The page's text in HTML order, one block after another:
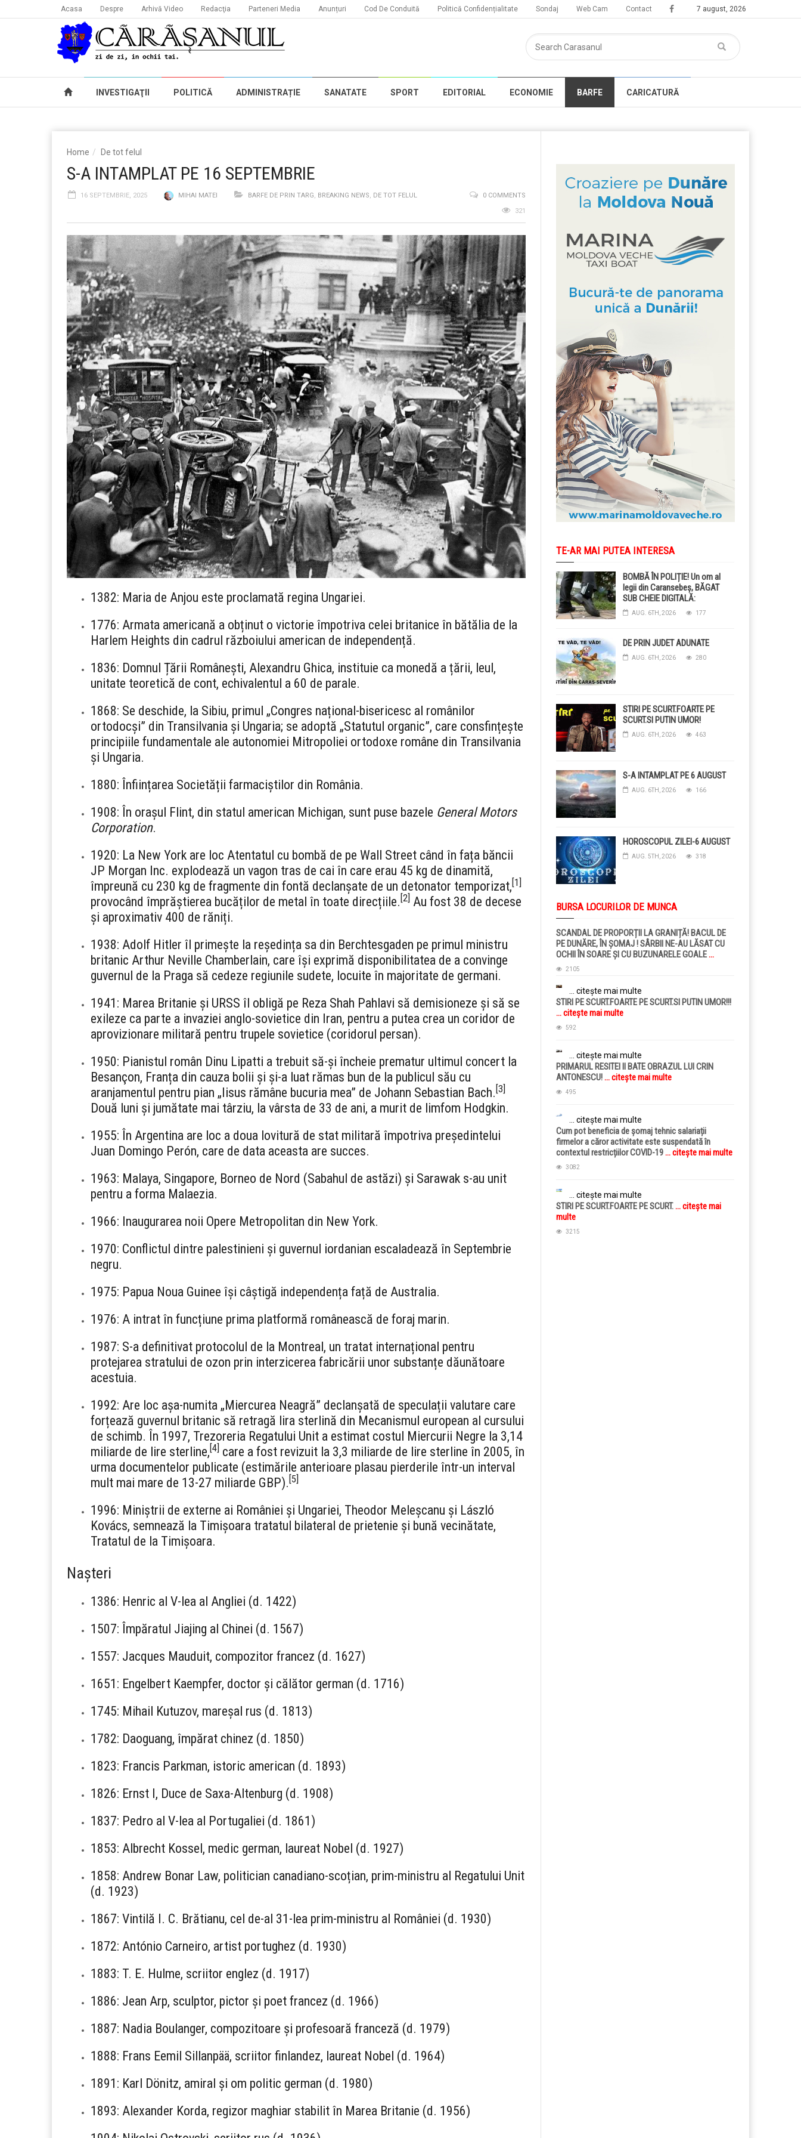
7 august, 2026
Acasa Despre Arhivă Video Redacţia Parteneri Media Anunțuri Cod De Conduită Politică Confidențialitate Sondaj Web Cam Contact
INVESTIGAŢII POLITICĂ ADMINISTRAȚIE SANATATE SPORT EDITORIAL ECONOMIE BARFE CARICATURĂ
Home De tot felul
S-A INTAMPLAT PE 16 SEPTEMBRIE
16 SEPTEMBRIE, 2025 MIHAI MATEI BARFE DE PRIN TARG, BREAKING NEWS, DE TOT FELUL
0 COMMENTS
321
1382: Maria de Anjou este proclamată regina Ungariei.
1776: Armata americană a obținut o victorie împotriva celei britanice în bătălia de la
Harlem Heights din cadrul războiului american de independență.
1836: Domnul Țării Românești, Alexandru Ghica, instituie ca monedă a țării, leul,
unitate teoretică de cont, echivalentul a 60 de parale.
1868: Se deschide, la Sibiu, primul „Congres național-bisericesc al românilor
ortodocși” din Transilvania și Ungaria; se adoptă „Statutul organic”, care consfințește
principiile fundamentale ale autonomiei Mitropoliei ortodoxe române din Transilvania
și Ungaria.
1880: Înființarea Societății farmaciștilor din România.
1908: În orașul Flint, din statul american Michigan, sunt puse bazele General Motors
Corporation.
1920: La New York are loc Atentatul cu bombă de pe Wall Street când în fața băncii
JP Morgan Inc. explodează un vagon tras de cai în care erau 45 kg de dinamită,
împreună cu 230 kg de fragmente din fontă declanșate de un detonator temporizat,[1]
provocând împrăștierea bucăților de metal în toate direcțiile. [2] Au fost 38 de decese
și aproximativ 400 de răniți.
1938: Adolf Hitler îl primește la reședința sa din Berchtesgaden pe primul ministru
britanic Arthur Neville Chamberlain, care își exprimă disponibilitatea de a convinge
guvernul de la Praga să cedeze regiunile sudete, locuite în majoritate de germani.
1941: Marea Britanie și URSS îl obligă pe Reza Shah Pahlavi să demisioneze și să se
exileze ca parte a invaziei anglo-sovietice din Iran, pentru a putea crea un coridor de
aprovizionare militară pentru trupele sovietice (coridorul persan).
1950: Pianistul român Dinu Lipatti a trebuit să-și încheie prematur ultimul concert la
Besançon, Franța din cauza bolii și și-a luat rămas bun de la publicul său cu
aranjamentul pentru pian „Iisus rămâne bucuria mea” de Johann Sebastian Bach. [3]
Două luni și jumătate mai târziu, la vârsta de 33 de ani, a murit de limfom Hodgkin.
1955: În Argentina are loc a doua lovitură de stat militară împotriva președintelui
Juan Domingo Perón, care de data aceasta are succes.
1963: Malaya, Singapore, Borneo de Nord (Sabahul de astăzi) și Sarawak s-au unit
pentru a forma Malaezia.
1966: Inaugurarea noii Opere Metropolitan din New York.
1970: Conflictul dintre palestinieni și guvernul iordanian escaladează în Septembrie
negru.
1975: Papua Noua Guinee își câștigă independența față de Australia.
1976: A intrat în funcțiune prima platformă românească de foraj marin.
1987: S-a definitivat protocolul de la Montreal, un tratat internațional pentru
protejarea stratului de ozon prin interzicerea fabricării unor substanțe dăunătoare
acestuia.
1992: Are loc așa-numita „Miercurea Neagră” declanșată de speculații valutare care
forțează guvernul britanic să retragă lira sterlină din Mecanismul european al cursului
de schimb. În 1997, Trezoreria Regatului Unit a estimat costul Miercurii Negre la 3,14
miliarde de lire sterline,[4] care a fost revizuit la 3,3 miliarde de lire sterline în 2005, în
urma documentelor publicate (estimările anterioare plasau pierderile într-un interval
mult mai mare de 13-27 miliarde GBP). [5]
1996: Miniștrii de externe ai României și Ungariei, Theodor Meleșcanu și László
Kovács, semnează la Timișoara tratatul bilateral de prietenie și bună vecinătate,
Tratatul de la Timișoara.
Nașteri
1386: Henric al V-lea al Angliei (d. 1422)
1507: Împăratul Jiajing al Chinei (d. 1567)
1557: Jacques Mauduit, compozitor francez (d. 1627)
1651: Engelbert Kaempfer, doctor și călător german (d. 1716)
1745: Mihail Kutuzov, mareșal rus (d. 1813)
1782: Daoguang, împărat chinez (d. 1850)
1823: Francis Parkman, istoric american (d. 1893)
1826: Ernst I, Duce de Saxa-Altenburg (d. 1908)
1837: Pedro al V-lea al Portugaliei (d. 1861)
1853: Albrecht Kossel, medic german, laureat Nobel (d. 1927)
1858: Andrew Bonar Law, politician canadiano-scoțian, prim-ministru al Regatului Unit
(d. 1923)
1867: Vintilă I. C. Brătianu, cel de-al 31-lea prim-ministru al României (d. 1930)
1872: António Carneiro, artist portughez (d. 1930)
1883: T. E. Hulme, scriitor englez (d. 1917)
1886: Jean Arp, sculptor, pictor și poet francez (d. 1966)
1887: Nadia Boulanger, compozitoare și profesoară franceză (d. 1979)
1888: Frans Eemil Sillanpää, scriitor finlandez, laureat Nobel (d. 1964)
1891: Karl Dönitz, amiral și om politic german (d. 1980)
1893: Alexander Korda, regizor maghiar stabilit în Marea Britanie (d. 1956)
TE-AR MAI PUTEA INTERESA
BOMBĂ ÎN POLIȚIE! Un om al
legii din Caransebeș, BĂGAT
SUB CHEIE DIGITALĂ:
Judecătorii i-au pus BRĂȚARĂ
ELECTRONICĂ la picior!
AUG. 6TH, 2026 177
DE PRIN JUDET ADUNATE
AUG. 6TH, 2026 280
STIRI PE SCURT.FOARTE PE
SCURT.SI PUTIN UMOR!
AUG. 6TH, 2026 463
S-A INTAMPLAT PE 6 AUGUST
AUG. 6TH, 2026 166
HOROSCOPUL ZILEI-6 AUGUST
AUG. 5TH, 2026 318
BURSA LOCURILOR DE MUNCA
SCANDAL DE PROPORȚII LA GRANIȚĂ! BACUL DE
PE DUNĂRE, ÎN ȘOMAJ ! SÂRBII NE-AU LĂSAT CU
OCHII ÎN SOARE ȘI CU BUZUNARELE GOALE...
citește mai multe
2105
... citește mai multe
STIRI PE SCURT.FOARTE PE SCURT.SI PUTIN UMOR!!!
... citește mai multe
592
... citește mai multe
PRIMARUL RESITEI II BATE OBRAZUL LUI CRIN
ANTONESCU!... citește mai multe
495
... citește mai multe
Cum pot beneficia de șomaj tehnic salariații
firmelor a căror activitate este suspendată în
contextul restricțiilor COVID-19... citește mai multe
3082
... citește mai multe
STIRI PE SCURT.FOARTE PE SCURT.... citește mai
multe
3215